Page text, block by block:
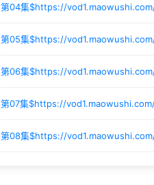
第04集$https://
第05集$https://
第06集$https://
第07集$https://
第08集$https://